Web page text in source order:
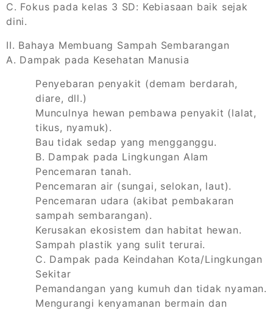
C. Fokus pada kelas 3 SD: Kebiasaan baik sejak
dini.
II. Bahaya Membuang Sampah Sembarangan
A. Dampak pada Kesehatan Manusia
Penyebaran penyakit (demam berdarah,
diare, dll.)
Munculnya hewan pembawa penyakit (lalat,
tikus, nyamuk).
Bau tidak sedap yang mengganggu.
B. Dampak pada Lingkungan Alam
Pencemaran tanah.
Pencemaran air (sungai, selokan, laut).
Pencemaran udara (akibat pembakaran
sampah sembarangan).
Kerusakan ekosistem dan habitat hewan.
Sampah plastik yang sulit terurai.
C. Dampak pada Keindahan Kota/Lingkungan
Sekitar
Pemandangan yang kumuh dan tidak nyaman.
Mengurangi kenyamanan bermain dan